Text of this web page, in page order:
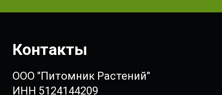
Контакты
ООО "Питомник Растений"
ИНН 5124144209